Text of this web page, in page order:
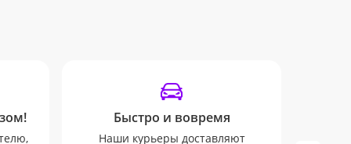
Быстро и вовремя
Наши курьеры доставляют